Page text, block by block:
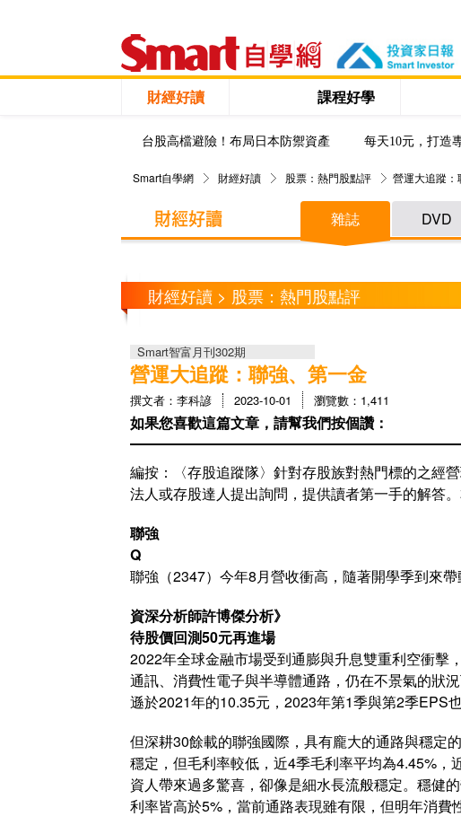
財經好讀 課程好學
台股高檔避險！布局日本防禦資產 每天10元，打造
Smart自學網 財經好讀 股票：熱門股點評 營運大追蹤
雜誌 DVD
財經好讀 > 股票：熱門股點評
Smart智富月刊302期
營運大追蹤：聯強、第一金
撰文者：李科諺 2023-10-01 瀏覽數：1,411
如果您喜歡這篇文章，請幫我們按個讚：
編按：〈存股追蹤隊〉針對存股族對熱門標的之經
法人或存股達人提出詢問，提供讀者第一手的解答。
聯強
Q
聯強（2347）今年8月營收衝高，隨著開學季到來
資深分析師許博傑分析》
待股價回測50元再進場
2022年全球金融市場受到通膨與升息雙重利空衝擊
通訊、消費性電子與半導體通路，仍在不景氣的狀
遜於2021年的10.35元，2023年第1季與第2季EPS
但深耕30餘載的聯強國際，具有龐大的通路與穩定
穩定，但毛利率較低，近4季毛利率平均為4.45%
資人帶來過多驚喜，卻像是細水長流般穩定。穩健
利率皆高於5%，當前通路表現雖有限，但明年消費